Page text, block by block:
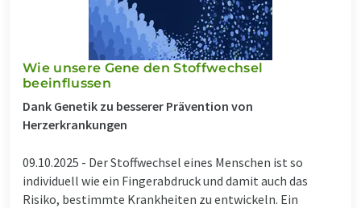
Wie unsere Gene den Stoffwechsel
beeinflussen
Dank Genetik zu besserer Prävention von
Herzerkrankungen
09.10.2025 - Der Stoffwechsel eines Menschen ist so
individuell wie ein Fingerabdruck und damit auch das
Risiko, bestimmte Krankheiten zu entwickeln. Ein